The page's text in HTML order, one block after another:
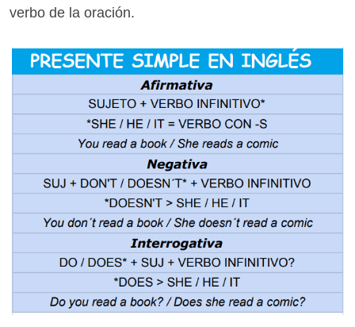
verbo de la oración.